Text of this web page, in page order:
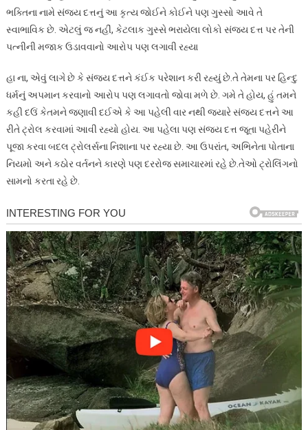
ભક્તિના નામે સંજય દત્તનું આ કૃત્ય જોઈને કોઈને પણ ગુસ્સો આવે તે
સ્વાભાવિક છે. એટલું જ નહીં, કેટલાક ગુસ્સે ભરાયેલા લોકો સંજય દત્ત પર તેની
પત્નીની મજાક ઉડાવવાનો આરોપ પણ લગાવી રહ્યા
હા ના, એવું લાગે છે કે સંજય દત્તને કંઈક પરેશાન કરી રહ્યું છે.તે તેમના પર હિન્દુ
ધર્મનું અપમાન કરવાનો આરોપ પણ લગાવતો જોવા મળે છે. ગમે તે હોય, હું તમને
કહી દઉં કેતમને જણાવી દઈએ કે આ પહેલી વાર નથી જ્યારે સંજય દત્તને આ
રીતે ટ્રોલ કરવામાં આવી રહ્યો હોય. આ પહેલા પણ સંજય દત્ત જૂતા પહેરીને
પૂજા કરવા બદલ ટ્રોલર્સના નિશાના પર રહ્યા છે. આ ઉપરાંત, અભિનેતા પોતાના
નિયમો અને કઠોર વર્તનને કારણે પણ દરરોજ સમાચારમાં રહે છે.તેઓ ટ્રોલિંગનો
સામનો કરતા રહે છે.